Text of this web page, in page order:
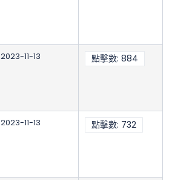
2023-11-13 點擊數: 884
2023-11-13 點擊數: 732